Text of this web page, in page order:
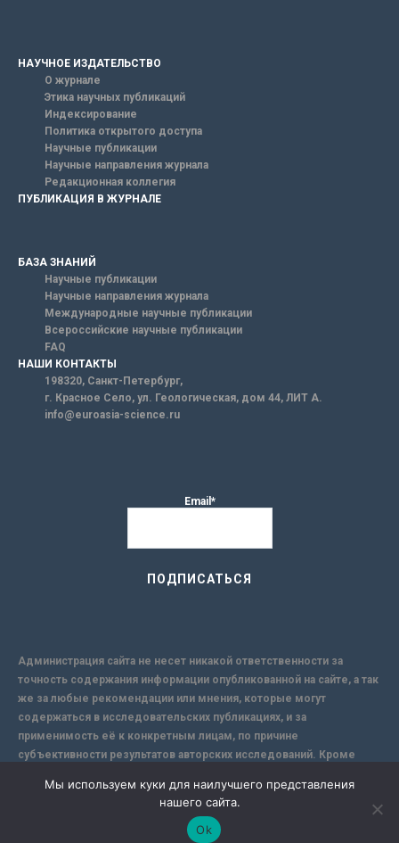
НАУЧНОЕ ИЗДАТЕЛЬСТВО
О журнале
Этика научных публикаций
Индексирование
Политика открытого доступа
Научные публикации
Научные направления журнала
Редакционная коллегия
ПУБЛИКАЦИЯ В ЖУРНАЛЕ
БАЗА ЗНАНИЙ
Научные публикации
Научные направления журнала
Международные научные публикации
Всероссийские научные публикации
FAQ
НАШИ КОНТАКТЫ
198320, Санкт-Петербург,
г. Красное Село, ул. Геологическая, дом 44, ЛИТ А.
info@euroasia-science.ru
Email*
Администрация сайта не несет никакой ответственности за
точность содержания информации опубликованной на сайте, а так
же за любые рекомендации или мнения, которые могут
содержаться в исследовательских публикациях, и за
применимость её к конкретным лицам, по причине
субъективности результатов авторских исследований. Кроме
надежной защиты информации, Сайт не несет ответственности за
Мы используем куки для наилучшего представления
нашего сайта.
Ok